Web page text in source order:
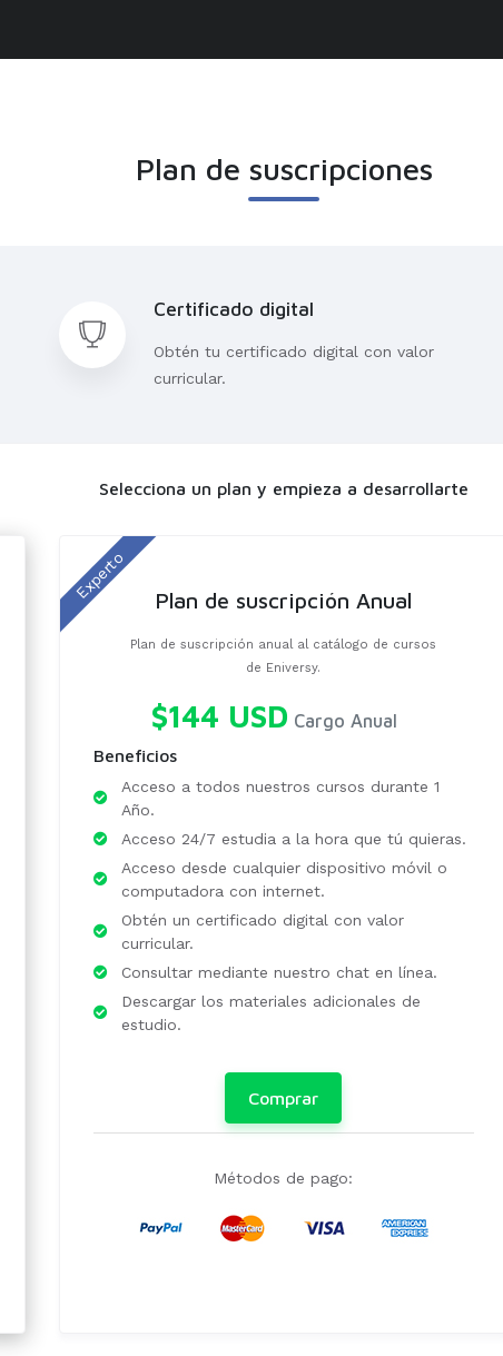
Plan de suscripciones
Certificado digital
Obtén tu certificado digital con valor
curricular.
Selecciona un plan y empieza a desarrollarte
Experto Plan de suscripción Anual
Plan de suscripción anual al catálogo de cursos
de Eniversy.
$144 USD Cargo Anual
Beneficios
Acceso a todos nuestros cursos durante 1
Año.
Acceso 24/7 estudia a la hora que tú quieras.
Acceso desde cualquier dispositivo móvil o
computadora con internet.
Obtén un certificado digital con valor
curricular.
Consultar mediante nuestro chat en línea.
Descargar los materiales adicionales de
estudio.
Comprar
Métodos de pago: